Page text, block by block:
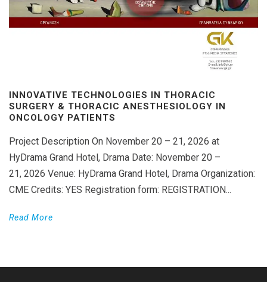
INNOVATIVE TECHNOLOGIES IN THORACIC
SURGERY & THORACIC ANESTHESIOLOGY IN
ONCOLOGY PATIENTS
Project Description On November 20 – 21, 2026 at
HyDrama Grand Hotel, Drama Date: November 20 –
21, 2026 Venue: HyDrama Grand Hotel, Drama Organization:
CME Credits: YES Registration form: REGISTRATION...
Read More